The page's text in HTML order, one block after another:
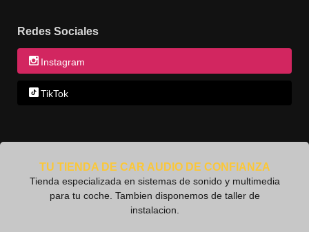
Redes Sociales
Instagram
TikTok
TU TIENDA DE CAR AUDIO DE CONFIANZA
Tienda especializada en sistemas de sonido y multimedia
para tu coche. Tambien disponemos de taller de
instalacion.